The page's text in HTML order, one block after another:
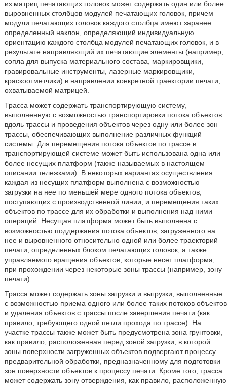
из матриц печатающих головок может содержать один или более
выровненных столбцов модулей печатающих головок, причем
модули печатающих головок каждого столбца имеют заранее
определенный наклон, определяющий индивидуальную
ориентацию каждого столбца модулей печатающих головок, и в
результате направляющий их печатающие элементы (например,
сопла для выпуска материального состава, маркировщики,
гравировальные инструменты, лазерные маркировщики,
краскоотметчики) в направлении конкретной траектории печати,
охватываемой матрицей.
Трасса может содержать транспортирующую систему,
выполненную с возможностью транспортировки потока объектов
вдоль трассы и проведения объектов через одну или более зон
трассы, обеспечивающих выполнение различных функций
системы. Для перемещения потока объектов по трассе в
транспортирующей системе может быть использована одна или
более несущих платформ (также называемых в настоящем
описании тележками). В некоторых вариантах осуществления
каждая из несущих платформ выполнена с возможностью
загрузки на нее по меньшей мере одного потока объектов,
поступающих с производственной линии, и перемещения таких
объектов по трассе для их обработки и выполнения над ними
операций. Несущая платформа может быть выполнена с
возможностью поддержания потока объектов, загруженного на
нее и выровненного относительно одной или более траекторий
печати, определенных блоком печатающих головок, а также
управляемого вращения объектов, которые несет платформа,
при прохождении через некоторые зоны трассы (например, зону
печати).
Трасса может содержать зоны загрузки и выгрузки, выполненные
с возможностью приема одного или более таких потоков объектов
и удаления объектов с трассы после завершения печати (как
правило, требующего одной петли прохода по трассе). На
участке трассы также может быть предусмотрена зона грунтовки,
как правило, расположенная перед зоной загрузки, в которой
зоны поверхности загруженных объектов подвергают процессу
предварительной обработки, предназначенному для подготовки
зон поверхности объектов к процессу печати. Кроме того, трасса
может содержать зону отверждения, как правило, расположенную